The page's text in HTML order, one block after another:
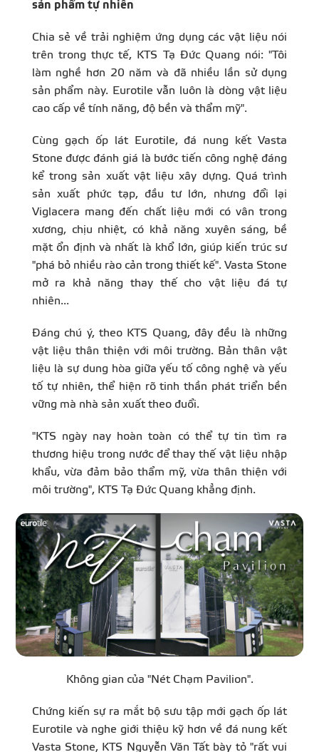
sản phẩm tự nhiên
Chia sẻ về trải nghiệm ứng dụng các vật liệu nói
trên trong thực tế, KTS Tạ Đức Quang nói: "Tôi
làm nghề hơn 20 năm và đã nhiều lần sử dụng
sản phẩm này. Eurotile vẫn luôn là dòng vật liệu
cao cấp về tính năng, độ bền và thẩm mỹ".
Cùng gạch ốp lát Eurotile, đá nung kết Vasta
Stone được đánh giá là bước tiến công nghệ đáng
kể trong sản xuất vật liệu xây dựng. Quá trình
sản xuất phức tạp, đầu tư lớn, nhưng đổi lại
Viglacera mang đến chất liệu mới có vân trong
xương, chịu nhiệt, có khả năng xuyên sáng, bề
mặt ổn định và nhất là khổ lớn, giúp kiến trúc sư
"phá bỏ nhiều rào cản trong thiết kế". Vasta Stone
mở ra khả năng thay thế cho vật liệu đá tự
nhiên...
Đáng chú ý, theo KTS Quang, đây đều là những
vật liệu thân thiện với môi trường. Bản thân vật
liệu là sự dung hòa giữa yếu tố công nghệ và yếu
tố tự nhiên, thể hiện rõ tinh thần phát triển bền
vững mà nhà sản xuất theo đuổi.
"KTS ngày nay hoàn toàn có thể tự tin tìm ra
thương hiệu trong nước để thay thế vật liệu nhập
khẩu, vừa đảm bảo thẩm mỹ, vừa thân thiện với
môi trường", KTS Tạ Đức Quang khẳng định.
Không gian của "Nét Chạm Pavilion".
Chứng kiến sự ra mắt bộ sưu tập mới gạch ốp lát
Eurotile và nghe giới thiệu kỹ hơn về đá nung kết
Vasta Stone, KTS Nguyễn Văn Tất bày tỏ "rất vui